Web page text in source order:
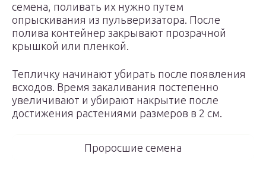
семена, поливать их нужно путем
опрыскивания из пульверизатора. После
полива контейнер закрывают прозрачной
крышкой или пленкой.
Тепличку начинают убирать после появления
всходов. Время закаливания постепенно
увеличивают и убирают накрытие после
достижения растениями размеров в 2 см.
Проросшие семена